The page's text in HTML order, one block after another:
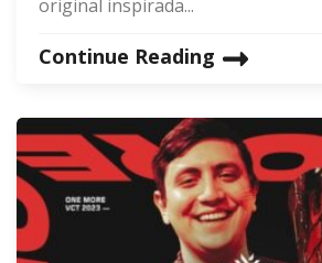
original inspirada...
Continue Reading